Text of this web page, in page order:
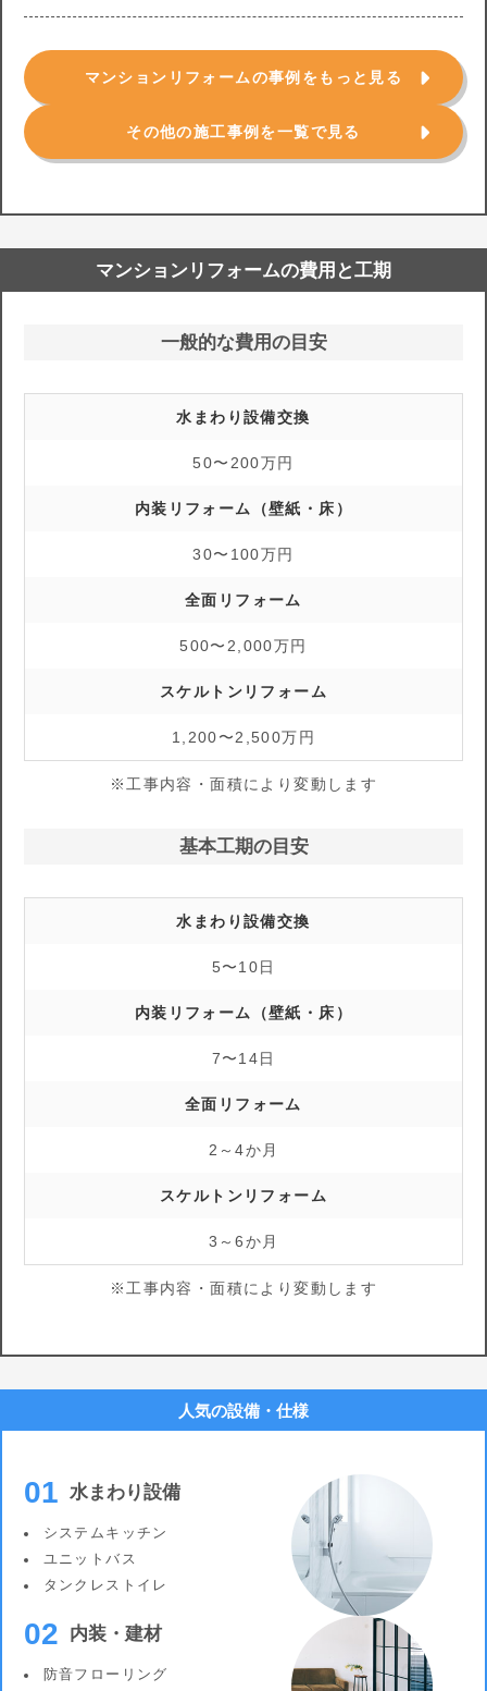
マンションリフォームの事例をもっと見る
その他の施工事例を一覧で見る
マンションリフォームの費用と工期
一般的な費用の目安
水まわり設備交換
50〜200万円
内装リフォーム（壁紙・床）
30〜100万円
全面リフォーム
500〜2,000万円
スケルトンリフォーム
1,200〜2,500万円
※工事内容・面積により変動します
基本工期の目安
水まわり設備交換
5〜10日
内装リフォーム（壁紙・床）
7〜14日
全面リフォーム
2～4か月
スケルトンリフォーム
3～6か月
※工事内容・面積により変動します
人気の設備・仕様
01 水まわり設備
システムキッチン
ユニットバス
タンクレストイレ
02 内装・建材
防音フローリング